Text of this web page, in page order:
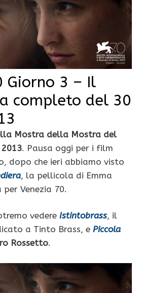
Giorno 3 – Il
completo del 30
Mostra della Mostra del
2013. Pausa oggi per i film
dopo che ieri abbiamo visto
, la pellicola di Emma
Venezia 70.
vedere Istintobrass, il
a Tinto Brass, e Piccola
Rossetto.